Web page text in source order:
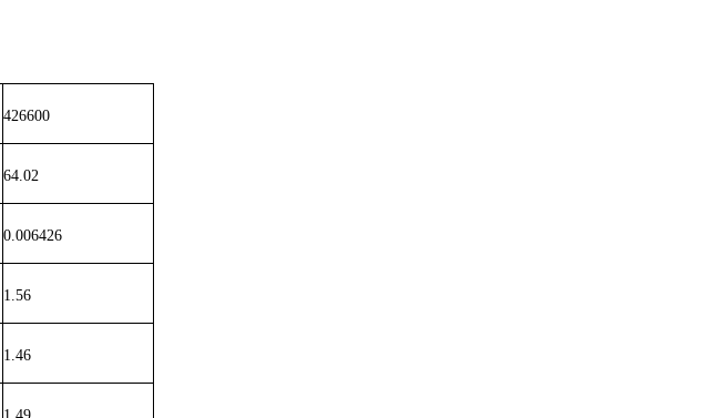
426600
64.02
0.006426
1.56
1.46